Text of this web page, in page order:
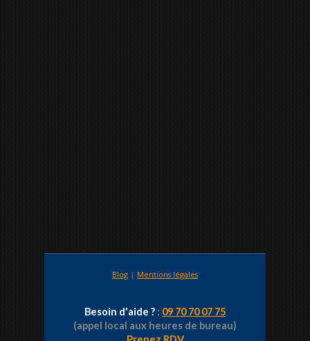
Blog | Mentions légales
Besoin d'aide ? : 09 70 70 07 75
(appel local aux heures de bureau)